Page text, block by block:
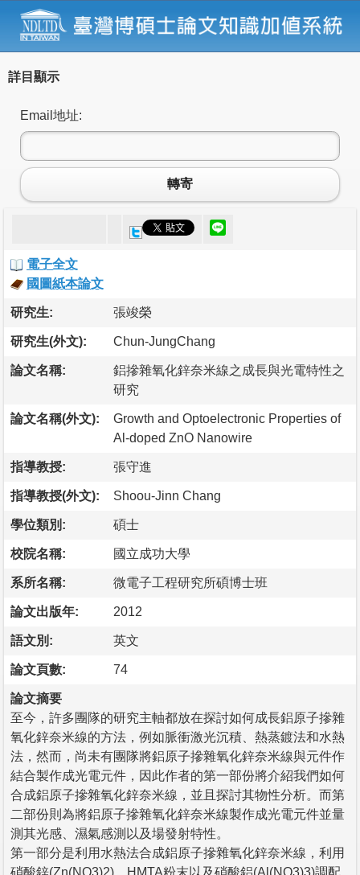
詳目顯示
Email地址:
轉寄
電子全文
國圖紙本論文
研究生: 張竣榮
研究生(外文): Chun-JungChang
論文名稱:
鋁摻雜氧化鋅奈米線之成長與光電特性之
研究
論文名稱(外文):
Growth and Optoelectronic Properties of
Al-doped ZnO Nanowire
指導教授: 張守進
指導教授(外文): Shoou-Jinn Chang
學位類別: 碩士
校院名稱: 國立成功大學
系所名稱: 微電子工程研究所碩博士班
論文出版年: 2012
語文別: 英文
論文頁數: 74
論文摘要
至今，許多團隊的研究主軸都放在探討如何成長鋁原子摻雜
氧化鋅奈米線的方法，例如脈衝激光沉積、熱蒸鍍法和水熱
法，然而，尚未有團隊將鋁原子摻雜氧化鋅奈米線與元件作
結合製作成光電元件，因此作者的第一部份將介紹我們如何
合成鋁原子摻雜氧化鋅奈米線，並且探討其物性分析。而第
二部份則為將鋁原子摻雜氧化鋅奈米線製作成光電元件並量
測其光感、濕氣感測以及場發射特性。
第一部分是利用水熱法合成鋁原子摻雜氧化鋅奈米線，利用
硝酸鋅(Zn(NO3)2)、HMTA粉末以及硝酸鋁(Al(NO3)3)調配